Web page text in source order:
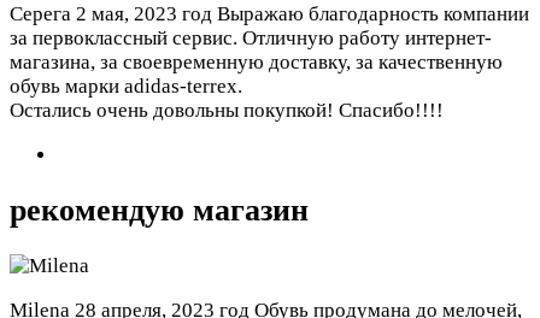
Серега 2 мая, 2023 год Выражаю благодарность компании
за первоклассный сервис. Отличную работу интернет-
магазина, за своевременную доставку, за качественную
обувь марки adidas-terrex.
Остались очень довольны покупкой! Спасибо!!!!
рекомендую магазин
Milena 28 апреля, 2023 год Обувь продумана до мелочей,